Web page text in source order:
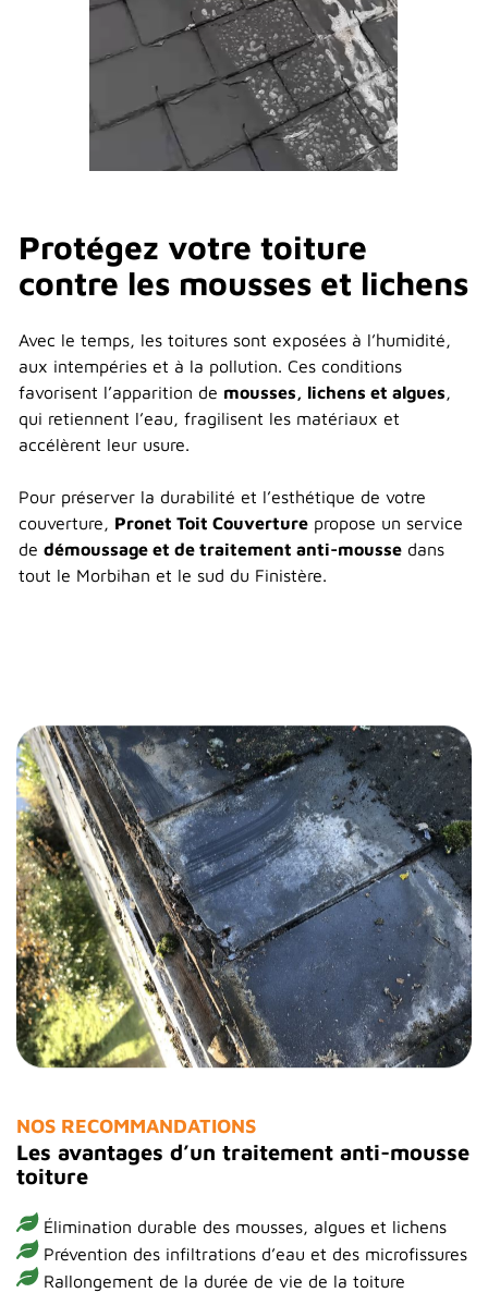
Protégez votre toiture
contre les mousses et lichens
Avec le temps, les toitures sont exposées à l’humidité,
aux intempéries et à la pollution. Ces conditions
favorisent l’apparition de mousses, lichens et algues,
qui retiennent l’eau, fragilisent les matériaux et
accélèrent leur usure.
Pour préserver la durabilité et l’esthétique de votre
couverture, Pronet Toit Couverture propose un service
de démoussage et de traitement anti-mousse dans
tout le Morbihan et le sud du Finistère.
NOS RECOMMANDATIONS
Les avantages d’un traitement anti-mousse
toiture
Élimination durable des mousses, algues et lichens
Prévention des infiltrations d’eau et des microfissures
Rallongement de la durée de vie de la toiture